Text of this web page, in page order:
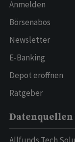
Anmelden
Börsenabos
Newsletter
E-Banking
Depot eröffnen
Ratgeber